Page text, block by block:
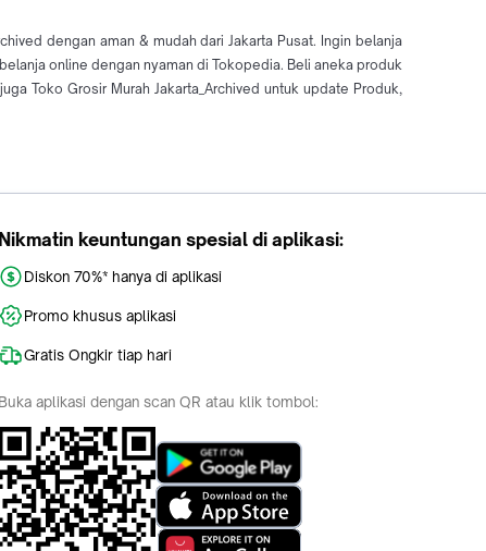
dengan aman & mudah dari Jakarta Pusat. Ingin belanja
online dengan nyaman di Tokopedia. Beli aneka produk
Toko Grosir Murah Jakarta_Archived untuk update Produk,
Nikmatin keuntungan spesial di aplikasi:
Diskon 70%* hanya di aplikasi
Promo khusus aplikasi
Gratis Ongkir tiap hari
Buka aplikasi dengan scan QR atau klik tombol: